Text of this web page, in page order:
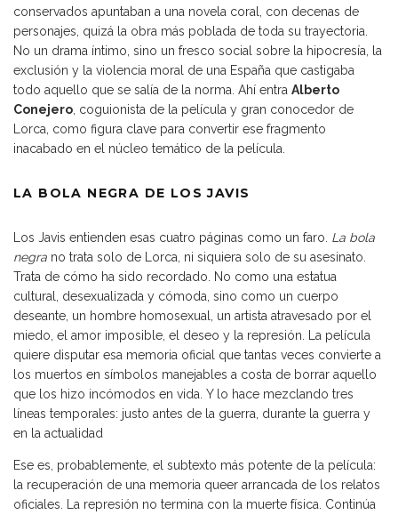
conservados apuntaban a una novela coral, con decenas de
personajes, quizá la obra más poblada de toda su trayectoria.
No un drama íntimo, sino un fresco social sobre la hipocresía, la
exclusión y la violencia moral de una España que castigaba
todo aquello que se salía de la norma. Ahí entra Alberto
Conejero , coguionista de la película y gran conocedor de
Lorca, como figura clave para convertir ese fragmento
inacabado en el núcleo temático de la película.
LA BOLA NEGRA DE LOS JAVIS
Los Javis entienden esas cuatro páginas como un faro. La bola
negra no trata solo de Lorca, ni siquiera solo de su asesinato.
Trata de cómo ha sido recordado. No como una estatua
cultural, desexualizada y cómoda, sino como un cuerpo
deseante, un hombre homosexual, un artista atravesado por el
miedo, el amor imposible, el deseo y la represión. La película
quiere disputar esa memoria oficial que tantas veces convierte a
los muertos en símbolos manejables a costa de borrar aquello
que los hizo incómodos en vida. Y lo hace mezclando tres
líneas temporales: justo antes de la guerra, durante la guerra y
en la actualidad
Ese es, probablemente, el subtexto más potente de la película:
la recuperación de una memoria queer arrancada de los relatos
oficiales. La represión no termina con la muerte física. Continúa